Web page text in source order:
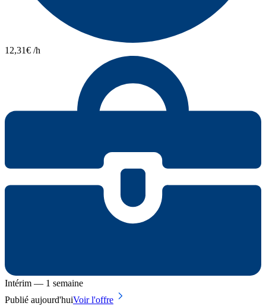
12,31€ /h
Intérim — 1 semaine
Publié aujourd'huiVoir l'offre